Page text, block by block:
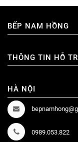
BẾP NAM HỒNG
THÔNG TIN HỖ
HÀ NỘI
0989.053.822